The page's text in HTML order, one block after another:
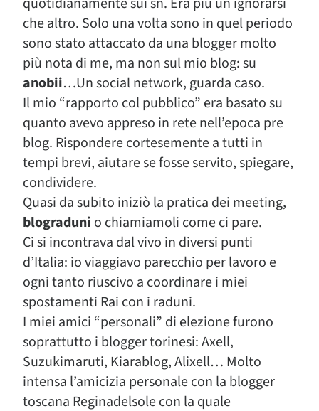
che altro. Solo una volta sono in quel periodo
sono stato attaccato da una blogger molto
più nota di me, ma non sul mio blog: su
anobii…Un social network, guarda caso.
Il mio “rapporto col pubblico” era basato su
quanto avevo appreso in rete nell’epoca pre
blog. Rispondere cortesemente a tutti in
tempi brevi, aiutare se fosse servito, spiegare,
condividere.
Quasi da subito iniziò la pratica dei meeting,
blograduni o chiamiamoli come ci pare.
Ci si incontrava dal vivo in diversi punti
d’Italia: io viaggiavo parecchio per lavoro e
ogni tanto riuscivo a coordinare i miei
spostamenti Rai con i raduni.
I miei amici “personali” di elezione furono
soprattutto i blogger torinesi: Axell,
Suzukimaruti, Kiarablog, Alixell… Molto
intensa l’amicizia personale con la blogger
toscana Reginadelsole con la quale